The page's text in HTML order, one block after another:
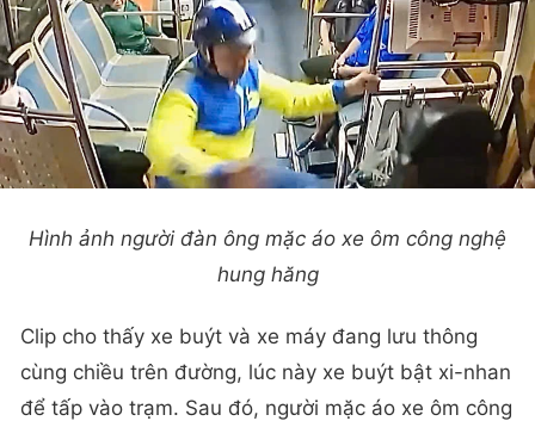
Hình ảnh người đàn ông mặc áo xe ôm công nghệ
hung hăng
Clip cho thấy xe buýt và xe máy đang lưu thông
cùng chiều trên đường, lúc này xe buýt bật xi-nhan
để tấp vào trạm. Sau đó, người mặc áo xe ôm công